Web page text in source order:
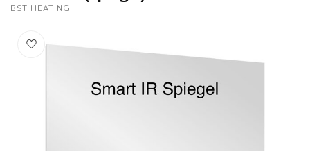
BST HEATING